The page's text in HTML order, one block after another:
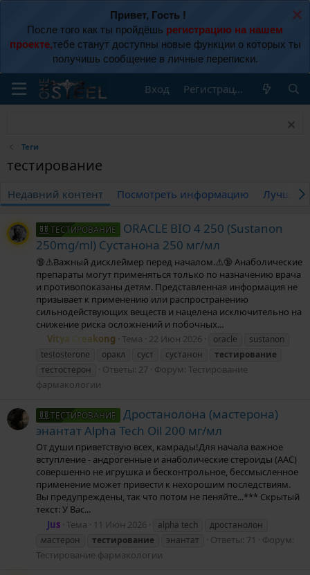
Привет, Гость !
После того как ты пройдёшь регистрацию на нашем
проекте,тебе станут доступны новые функции о которых ты
получишь сообщение в личные переписки.
Вход Регистрация
Теги
тестирование
Недавний контент Посмотреть информацию Лучшие
ТЕСТИРОВАНИЕ
ORACLE BIO 4 250 (Sustanon
250mg/ml) Сустанона 250 мг/мл
🔞⚠️Важный дисклеймер перед началом.⚠️🔞 Анаболические
препараты могут применяться только по назначению врача
и противопоказаны детям. Представленная информация не
призывает к применению или распространению
сильнодействующих веществ и нацелена исключительно на
снижение риска осложнений и побочных...
Vitya Creakong Тема 22 Июн 2026 oracle
sustanon
testosterone
оракл суст сустанон
тестирование
тестостерон
Ответы: 27 Форум: Тестирование
фармакологии
ТЕСТИРОВАНИЕ
Дростанолона (мастерона)
энантат Alpha Tech Oil 200 мг/мл
От души приветствую всех, камрады!Для начала важное
вступление - андрогенные и анаболические стероиды (ААС)
совершенно не игрушка и бесконтрольное, бессмысленное
применение может привести к нехорошим последствиям.
Вы предупреждены, так что потом не пеняйте...*** Скрытый
текст: У Вас...
Jus Тема 11 Июн 2026 alpha tech
дростанолон
мастерон
тестирование энантат Ответы: 71
Форум:
Тестирование фармакологии